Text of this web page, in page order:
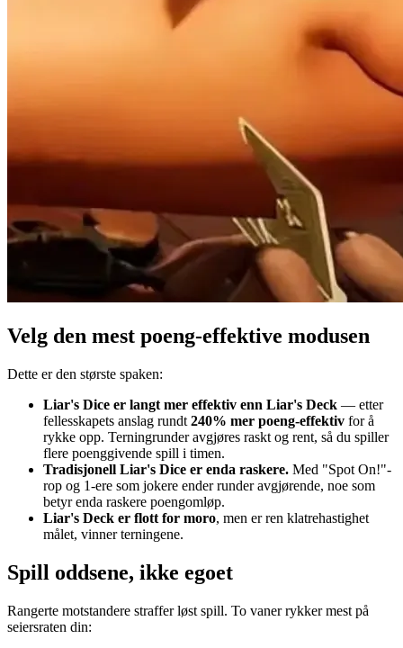
Velg den mest poeng-effektive modusen
Dette er den største spaken:
Liar's Dice er langt mer effektiv enn Liar's Deck — etter
fellesskapets anslag rundt 240% mer poeng-effektiv for å
rykke opp. Terningrunder avgjøres raskt og rent, så du spiller
flere poenggivende spill i timen.
Tradisjonell Liar's Dice er enda raskere. Med "Spot On!"-
rop og 1-ere som jokere ender runder avgjørende, noe som
betyr enda raskere poengomløp.
Liar's Deck er flott for moro, men er ren klatrehastighet
målet, vinner terningene.
Spill oddsene, ikke egoet
Rangerte motstandere straffer løst spill. To vaner rykker mest på
seiersraten din: